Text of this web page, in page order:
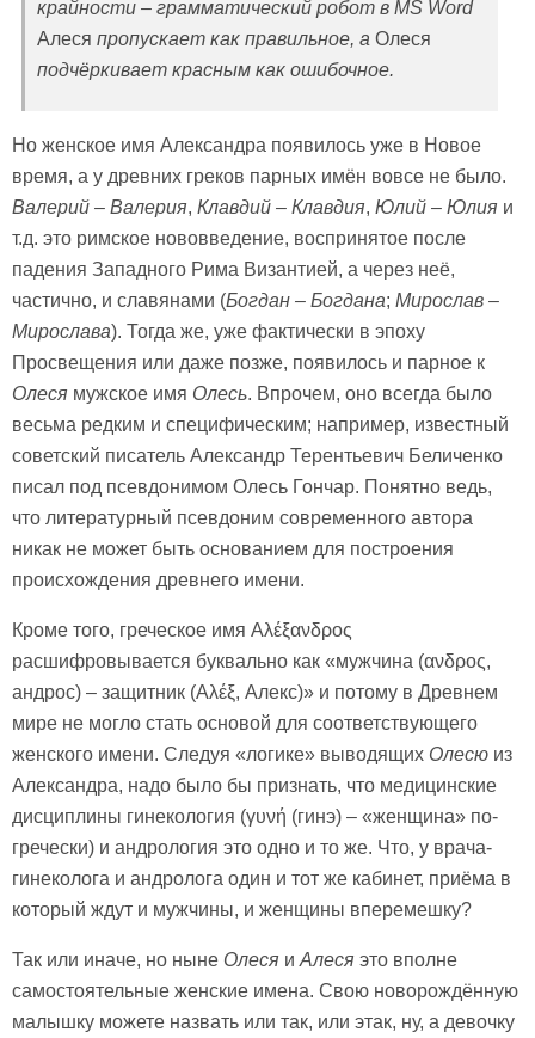
крайности – грамматический робот в MS Word
Алеся пропускает как правильное, а Олеся
подчёркивает красным как ошибочное.
Но женское имя Александра появилось уже в Новое
время, а у древних греков парных имён вовсе не было.
Валерий – Валерия, Клавдий – Клавдия, Юлий – Юлия и
т.д. это римское нововведение, воспринятое после
падения Западного Рима Византией, а через неё,
частично, и славянами (Богдан – Богдана; Мирослав –
Мирослава). Тогда же, уже фактически в эпоху
Просвещения или даже позже, появилось и парное к
Олеся мужское имя Олесь. Впрочем, оно всегда было
весьма редким и специфическим; например, известный
советский писатель Александр Терентьевич Беличенко
писал под псевдонимом Олесь Гончар. Понятно ведь,
что литературный псевдоним современного автора
никак не может быть основанием для построения
происхождения древнего имени.
Кроме того, греческое имя Αλέξανδρος
расшифровывается буквально как «мужчина (ανδρος,
андрос) – защитник (Αλέξ, Алекс)» и потому в Древнем
мире не могло стать основой для соответствующего
женского имени. Следуя «логике» выводящих Олесю из
Александра, надо было бы признать, что медицинские
дисциплины гинекология (γυνή (гинэ) – «женщина» по-
гречески) и андрология это одно и то же. Что, у врача-
гинеколога и андролога один и тот же кабинет, приёма в
который ждут и мужчины, и женщины вперемешку?
Так или иначе, но ныне Олеся и Алеся это вполне
самостоятельные женские имена. Свою новорождённую
малышку можете назвать или так, или этак, ну, а девочку